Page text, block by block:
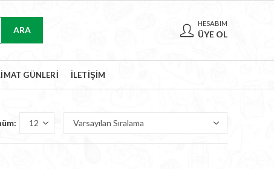
ARA
HESABIM
ÜYE OL
GÜNLERI İLETIŞIM